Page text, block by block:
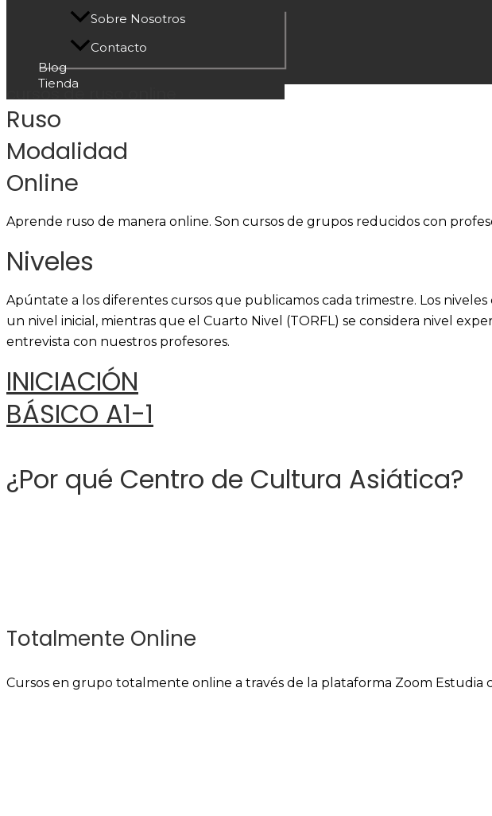
Sobre Nosotros
Contacto
Blog
Tienda
cursos de ruso online
Ruso
Modalidad
Online
Aprende ruso de manera online. Son cursos de grupos reducidos con
Niveles
Apúntate a los diferentes cursos que publicamos cada trimestre. Los
un nivel inicial, mientras que el Cuarto Nivel (TORFL) se considera nivel
entrevista con nuestros profesores.
INICIACIÓN
BÁSICO A1-1
¿Por qué Centro de Cultura Asiática?
Totalmente Online
Cursos en grupo totalmente online a través de la plataforma Zoom